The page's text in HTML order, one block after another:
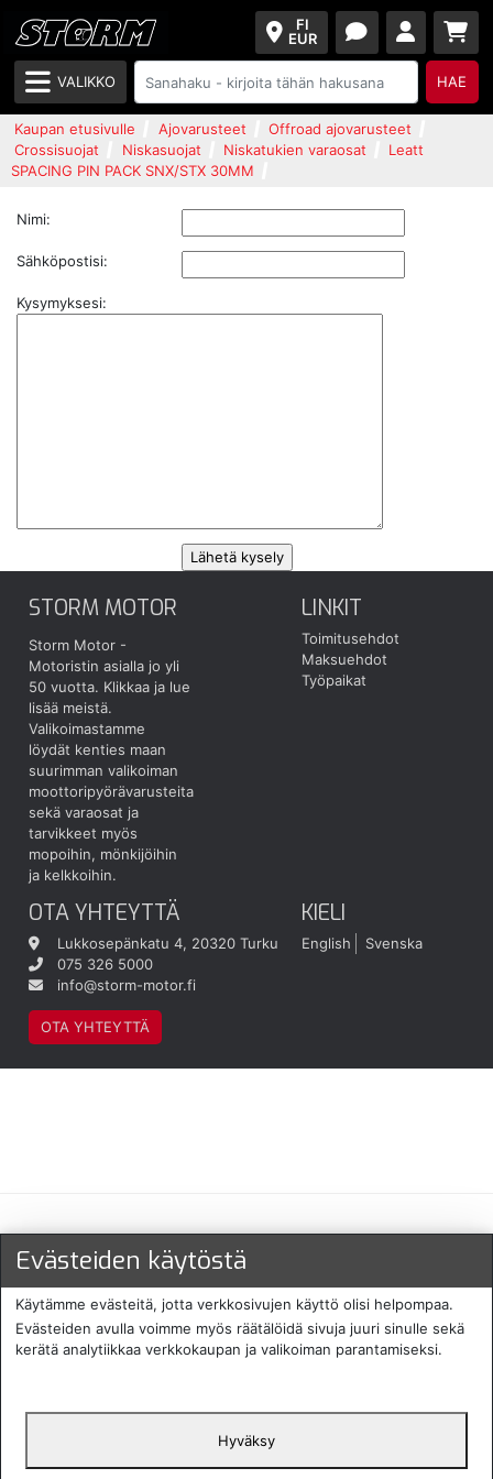
FI
EUR
VALIKKO HAE
Kaupan etusivulle Ajovarusteet
Offroad ajovarusteet
Crossisuojat
Niskasuojat Niskatukien varaosat
Leatt
SPACING PIN PACK SNX/STX 30MM
Nimi:
Sähköpostisi:
Kysymyksesi:
STORM MOTOR
Storm Motor -
Motoristin asialla jo yli
50 vuotta. Klikkaa ja lue
lisää meistä.
Valikoimastamme
löydät kenties maan
suurimman valikoiman
moottoripyörävarusteita
sekä varaosat ja
tarvikkeet myös
mopoihin, mönkijöihin
ja kelkkoihin.
LINKIT
Toimitusehdot
Maksuehdot
Työpaikat
OTA YHTEYTTÄ
Lukkosepänkatu 4, 20320 Turku
075 326 5000
info@storm-motor.fi
OTA YHTEYTTÄ
KIELI
English Svenska
Maksu- ja toimitustavat
Protecomp Copyright 2024. All rights
English
Evästeiden käytöstä
Käytämme evästeitä, jotta verkkosivujen käyttö olisi helpompaa.
Evästeiden avulla voimme myös räätälöidä sivuja juuri sinulle sekä
kerätä analytiikkaa verkkokaupan ja valikoiman parantamiseksi.
Hyväksy